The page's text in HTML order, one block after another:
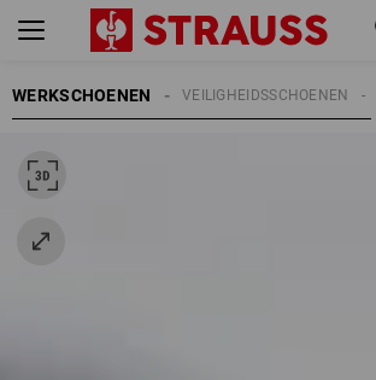
WERKSCHOENEN VEILIGHEIDSSCHOENEN